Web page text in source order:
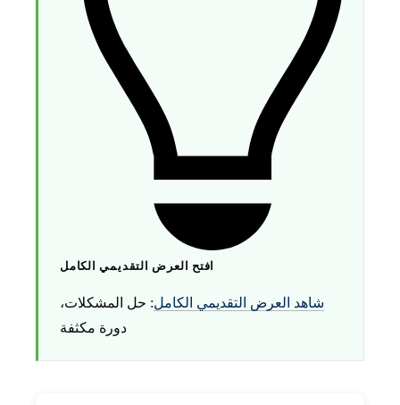
افتح العرض التقديمي الكامل
شاهد العرض التقديمي الكامل: حل المشكلات،
دورة مكثفة